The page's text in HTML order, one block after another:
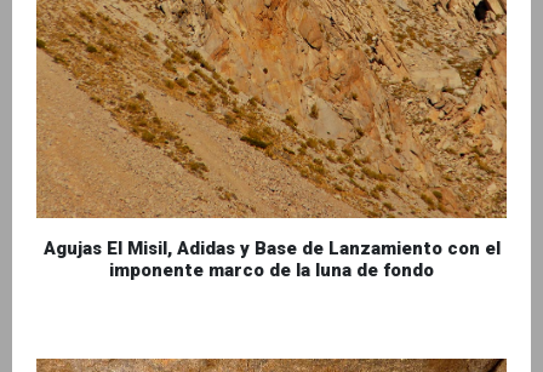
Agujas El Misil, Adidas y Base de Lanzamiento con el
imponente marco de la luna de fondo